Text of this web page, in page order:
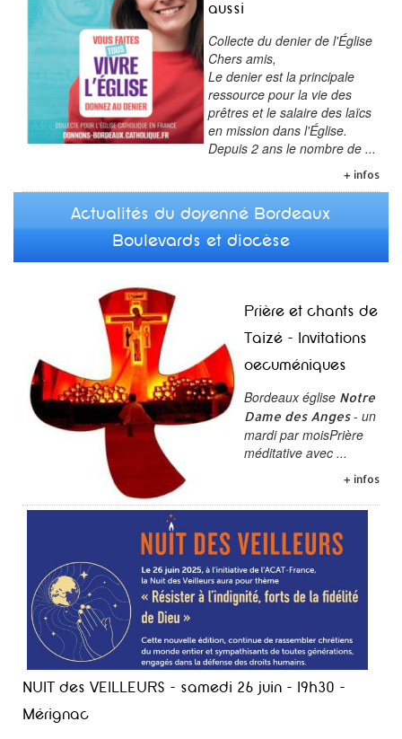
aussi
Collecte du denier de l'Église
Chers amis,
Le denier est la principale
ressource pour la vie des
prêtres et le salaire des laïcs
en mission dans l'Église.
Depuis 2 ans le nombre de ...
+ infos
Actualités du doyenné Bordeaux
Boulevards et diocèse
Prière et chants de
Taizé - Invitations
oecuméniques
Bordeaux église Notre
Dame des Anges- un
mardi par moisPrière
méditative avec ...
+ infos
NUIT des VEILLEURS - samedi 26 juin - 19h30 -
Mérignac